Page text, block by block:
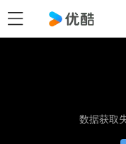
数据获取